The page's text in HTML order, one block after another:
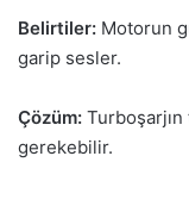
Belirtiler: Motorun
garip sesler.
Çözüm:
gerekebilir.